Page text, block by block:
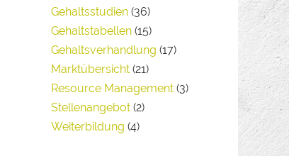
Gehaltsstudien (36)
Gehaltstabellen (15)
Gehaltsverhandlung (17)
Marktübersicht (21)
Resource Management (3)
Stellenangebot (2)
Weiterbildung (4)